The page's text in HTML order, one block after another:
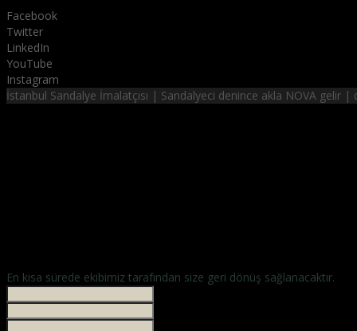
Facebook
Twitter
LinkedIn
YouTube
Instagram
İstanbul Sandalye İmalatçısı | Sandalyeci denince akla NOVA gelir
En kısa sürede ekibimiz tarafından size geri dönüş sağlanacaktır.